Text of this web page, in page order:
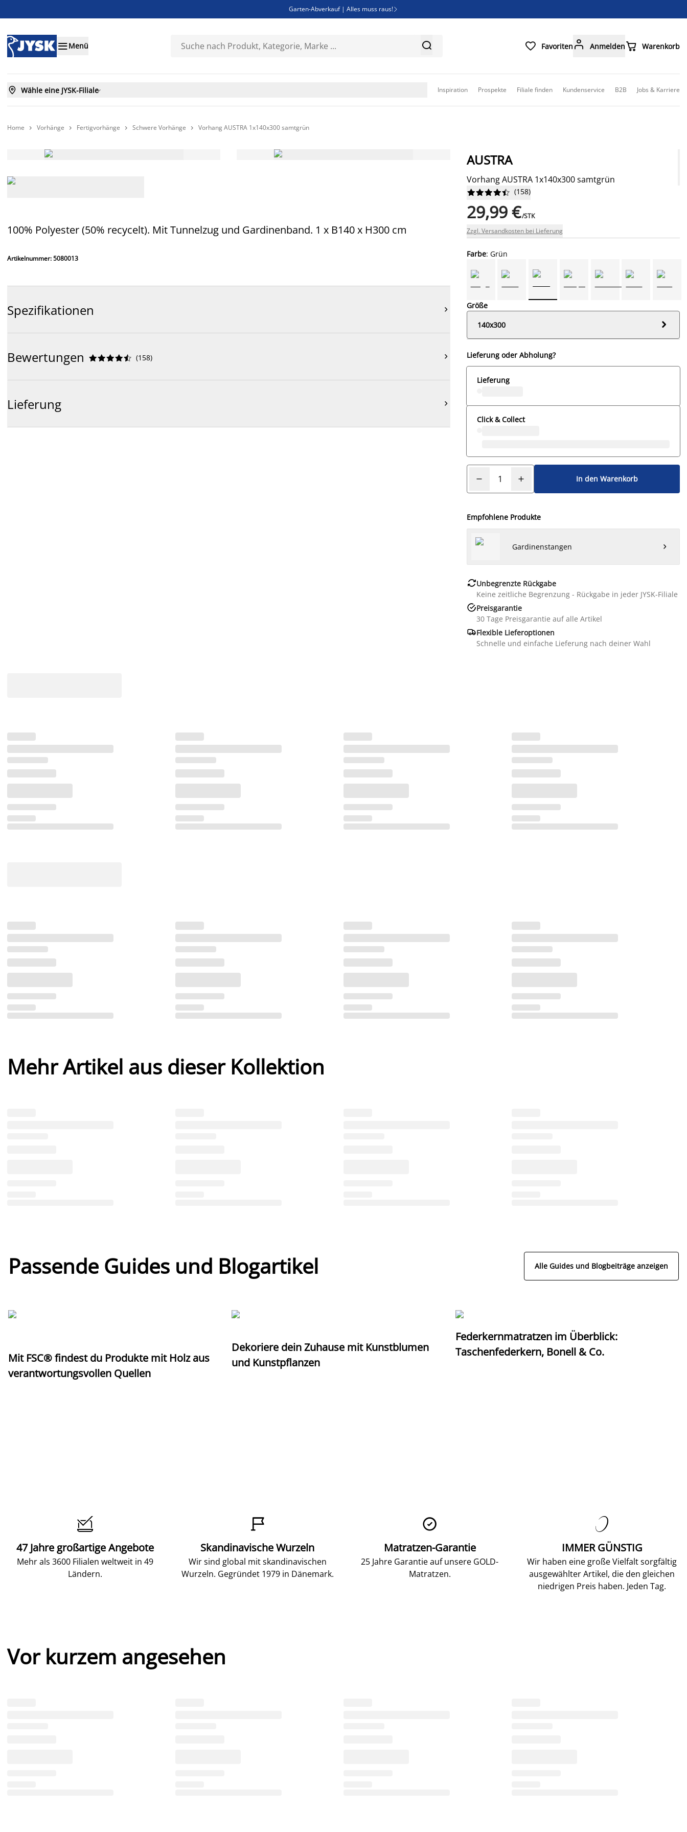
Garten-Abverkauf | Alles muss raus! 
Bist du Unternehmer? Entdecke JYSK-B2B
Menü   Favoriten  Anmelden Warenkorb
 Wähle eine JYSK-Filiale Inspiration Prospekte Filiale finden Kundenservice B2B Jobs & Karriere
Home  Vorhänge  Fertigvorhänge  Schwere Vorhänge  Vorhang AUSTRA 1x140x300 samtgrün
100% Polyester (50% recycelt). Mit Tunnelzug und Gardinenband. 1 x B140 x H300 cm
Artikelnummer: 5080013
Spezifikationen 
Bewertungen 




 (158) 
Lieferung 
AUSTRA
Vorhang AUSTRA 1x140x300 samtgrün





 (158)
29,99 €/STK
Zzgl. Versandkosten bei Lieferung
Farbe: Grün
Größe
140x300

Lieferung oder Abholung?
Lieferung
Click & Collect
In den Warenkorb
Empfohlene Produkte
Gardinenstangen 
Unbegrenzte Rückgabe
Keine zeitliche Begrenzung - Rückgabe in jeder JYSK-Filiale
Preisgarantie
30 Tage Preisgarantie auf alle Artikel
Flexible Lieferoptionen
Schnelle und einfache Lieferung nach deiner Wahl
Mehr Artikel aus dieser Kollektion
Passende Guides und Blogartikel Alle Guides und Blogbeiträge anzeigen
Mit FSC® findest du Produkte mit Holz aus
verantwortungsvollen Quellen
Dekoriere dein Zuhause mit Kunstblumen
und Kunstpflanzen
Federkernmatratzen im Überblick:
Taschenfederkern, Bonell & Co.

47 Jahre großartige Angebote
Mehr als 3600 Filialen weltweit in 49
Ländern.

Skandinavische Wurzeln
Wir sind global mit skandinavischen
Wurzeln. Gegründet 1979 in Dänemark.

Matratzen-Garantie
25 Jahre Garantie auf unsere GOLD-
Matratzen.

IMMER GÜNSTIG
Wir haben eine große Vielfalt sorgfältig
ausgewählter Artikel, die den gleichen
niedrigen Preis haben. Jeden Tag.
Vor kurzem angesehen